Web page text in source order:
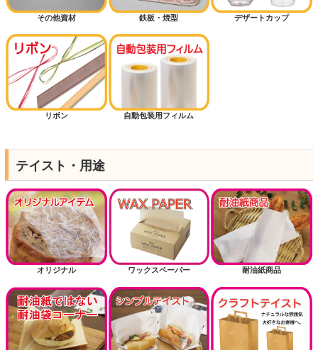
その他資材 鉄板・焼型 デザートカップ
リボン 自動包装用フィルム
テイスト・用途
オリジナル ワックスペーパー 耐油紙商品